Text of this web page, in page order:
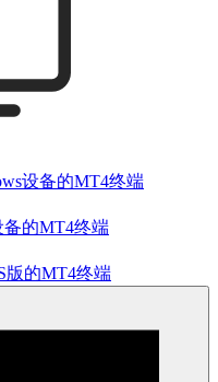
设备的MT4终端
备的MT4终端
版的MT4终端